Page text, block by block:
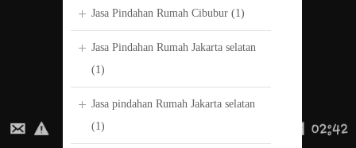
Jasa Pindahan Rumah Cibubur (1)
Jasa Pindahan Rumah Jakarta selatan
(1)
Jasa pindahan Rumah Jakarta selatan
(1)